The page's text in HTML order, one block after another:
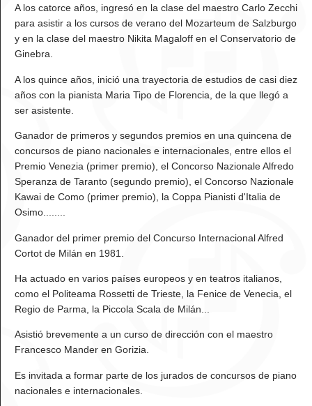
A los catorce años, ingresó en la clase del maestro Carlo Zecchi
para asistir a los cursos de verano del Mozarteum de Salzburgo
y en la clase del maestro Nikita Magaloff en el Conservatorio de
Ginebra.
A los quince años, inició una trayectoria de estudios de casi diez
años con la pianista Maria Tipo de Florencia, de la que llegó a
ser asistente.
Ganador de primeros y segundos premios en una quincena de
concursos de piano nacionales e internacionales, entre ellos el
Premio Venezia (primer premio), el Concorso Nazionale Alfredo
Speranza de Taranto (segundo premio), el Concorso Nazionale
Kawai de Como (primer premio), la Coppa Pianisti d'Italia de
Osimo........
Ganador del primer premio del Concurso Internacional Alfred
Cortot de Milán en 1981.
Ha actuado en varios países europeos y en teatros italianos,
como el Politeama Rossetti de Trieste, la Fenice de Venecia, el
Regio de Parma, la Piccola Scala de Milán...
Asistió brevemente a un curso de dirección con el maestro
Francesco Mander en Gorizia.
Es invitada a formar parte de los jurados de concursos de piano
nacionales e internacionales.